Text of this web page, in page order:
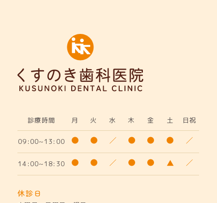
診療時間 月 火 水 木 金 土 日祝
09:00~13:00
14:00~18:30
休診日